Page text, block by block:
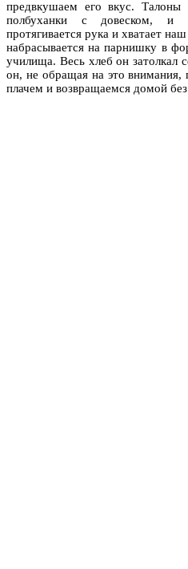
предвкушаем его вкус. Талоны
полбуханки с довеском, и
протягивается рука и хватает
набрасывается на парнишку в
училища. Весь хлеб он затолкал
он, не обращая на это внимания,
плачем и возвращаемся домой